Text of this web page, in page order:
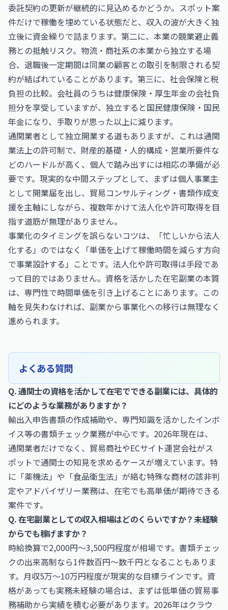
委託契約の更新が継続的に見込めるかどうか。スポット案
件だけで稼働を埋めている状態だと、収入の波が大きく独
立後に資金繰りで詰まります。第二に、本業の競業避止義
務との抵触リスク。物流・商社系の本業から独立する場
合、退職後一定期間は同業の顧客との取引を制限される契
約が結ばれていることがあります。第三に、社会保険と税
負担の比較。会社員のうちは健康保険・厚生年金の会社負
担分を享受していますが、独立すると国民健康保険・国民
年金になり、手取りが思った以上に減ります。
通関業者として独立開業する道もありますが、これは通関
業法上の許可制で、財産的基礎・人的構成・営業所要件な
どのハードルが高く、個人で踏み出すには相応の準備が必
要です。現実的な中間ステップとして、まずは個人事業主
として開業届を出し、貿易コンサルティング・書類作成支
援を主軸にしながら、複数年かけて法人化や許可取得を目
指す道筋が無理がありません。
事業化のタイミングを誤らないコツは、「忙しいから法人
化する」のではなく「単価を上げて稼働時間を減らす方向
で事業設計する」ことです。法人化や許可取得は手段であ
って目的ではありません。資格を活かした在宅副業の本質
は、専門性で時間単価を引き上げることにあります。この
軸を見失わなければ、副業から事業化への移行は無理なく
進められます。
よくある質問
Q. 通関士の資格を活かして在宅でできる副業には、具体的
にどのような業務がありますか？
輸出入申告書類の作成補助や、専門知識を活かしたインボ
イス等の書類チェック業務が中心です。2026年現在は、
通関業者だけでなく、貿易商社やECサイト運営会社がス
ポットで通関士の知見を求めるケースが増えています。特
に「薬機法」や「食品衛生法」が絡む特殊な商材の該非判
定やアドバイザリー業務は、在宅でも高単価が期待できる
案件です。
Q. 在宅副業としての収入相場はどのくらいですか？未経験
からでも稼げますか？
時給換算で2,000円〜3,500円程度が相場です。書類チェッ
クの出来高制なら1件数百円〜数千円となることもありま
す。月収5万〜10万円程度が現実的な目標ラインです。資
格があっても実務未経験の場合は、まずは低単価の貿易事
務補助から実績を積む必要があります。2026年はクラウ